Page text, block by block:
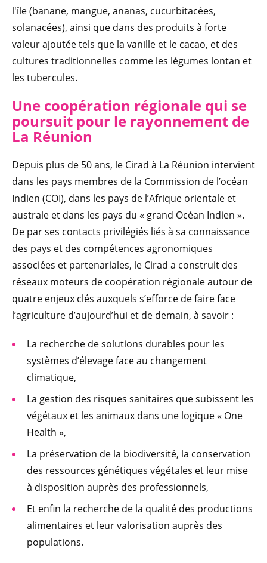
l'île (banane, mangue, ananas, cucurbitacées,
solanacées), ainsi que dans des produits à forte
valeur ajoutée tels que la vanille et le cacao, et des
cultures traditionnelles comme les légumes lontan et
les tubercules.
Une coopération régionale qui se
poursuit pour le rayonnement de
La Réunion
Depuis plus de 50 ans, le Cirad à La Réunion intervient
dans les pays membres de la Commission de l’océan
Indien (COI), dans les pays de l’Afrique orientale et
australe et dans les pays du « grand Océan Indien ».
De par ses contacts privilégiés liés à sa connaissance
des pays et des compétences agronomiques
associées et partenariales, le Cirad a construit des
réseaux moteurs de coopération régionale autour de
quatre enjeux clés auxquels s’efforce de faire face
l’agriculture d’aujourd’hui et de demain, à savoir :
La recherche de solutions durables pour les
systèmes d’élevage face au changement
climatique,
La gestion des risques sanitaires que subissent les
végétaux et les animaux dans une logique « One
Health »,
La préservation de la biodiversité, la conservation
des ressources génétiques végétales et leur mise
à disposition auprès des professionnels,
Et enfin la recherche de la qualité des productions
alimentaires et leur valorisation auprès des
populations.